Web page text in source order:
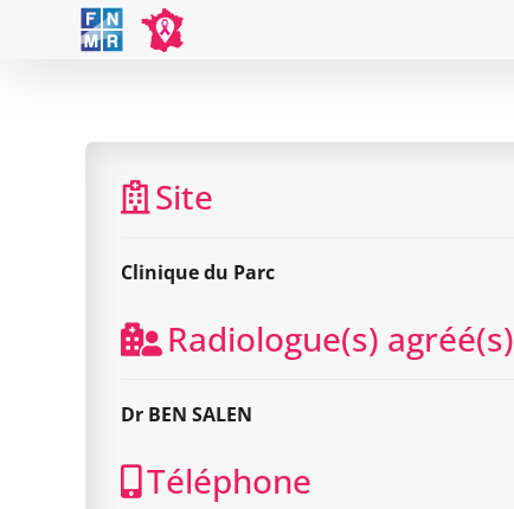
Site
Clinique du Parc
Radiologue(s) agréé(s)
Dr BEN SALEN
Téléphone